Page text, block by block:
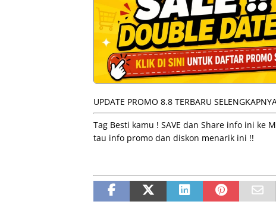
UPDATE PROMO 8.8 TERBARU
Tag Besti kamu ! SAVE dan Share info ini ke
tau info promo dan diskon menarik ini !!